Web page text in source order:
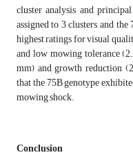
cluster analysis and
assigned to 3 clusters, and
highest ratings for visual
and low mowing tolerance
mm) and growth reduction
that the 75B genotype
mowing shock.
Conclusion